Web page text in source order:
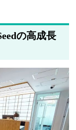
の高成長